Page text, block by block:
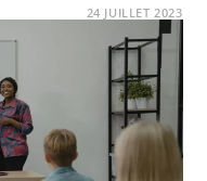
24 JUILLET 2023